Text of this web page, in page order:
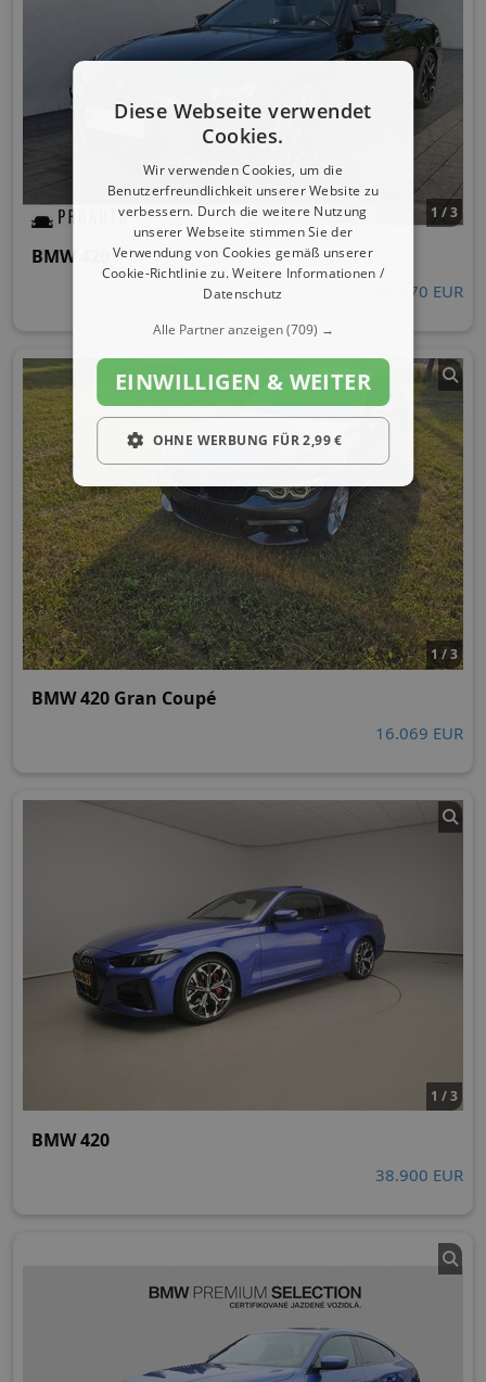
1 / 3
BMW 420
48.870 EUR
1 / 3
BMW 420 Gran Coupé
16.069 EUR
1 / 3
BMW 420
38.900 EUR
Diese Webseite verwendet
Cookies.
Wir verwenden Cookies, um die
Benutzerfreundlichkeit unserer Website zu
verbessern. Durch die weitere Nutzung
unserer Webseite stimmen Sie der
Verwendung von Cookies gemäß unserer
Cookie-Richtlinie zu.Weitere Informationen /
Datenschutz
Alle Partner anzeigen(709) →
EINWILLIGEN & WEITER
OHNE WERBUNG FÜR 2,99 €